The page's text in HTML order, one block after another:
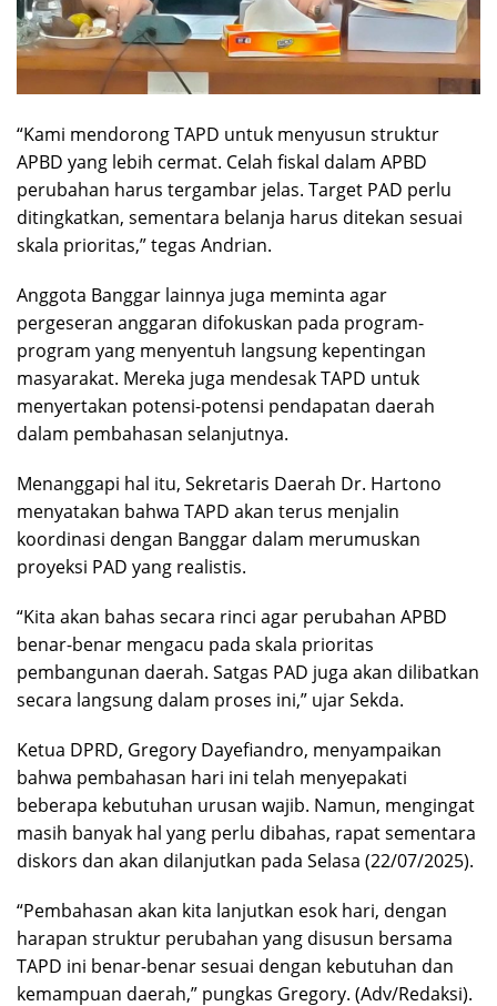
“Kami mendorong TAPD untuk menyusun struktur
APBD yang lebih cermat. Celah fiskal dalam APBD
perubahan harus tergambar jelas. Target PAD perlu
ditingkatkan, sementara belanja harus ditekan sesuai
skala prioritas,” tegas Andrian.
Anggota Banggar lainnya juga meminta agar
pergeseran anggaran difokuskan pada program-
program yang menyentuh langsung kepentingan
masyarakat. Mereka juga mendesak TAPD untuk
menyertakan potensi-potensi pendapatan daerah
dalam pembahasan selanjutnya.
Menanggapi hal itu, Sekretaris Daerah Dr. Hartono
menyatakan bahwa TAPD akan terus menjalin
koordinasi dengan Banggar dalam merumuskan
proyeksi PAD yang realistis.
“Kita akan bahas secara rinci agar perubahan APBD
benar-benar mengacu pada skala prioritas
pembangunan daerah. Satgas PAD juga akan dilibatkan
secara langsung dalam proses ini,” ujar Sekda.
Ketua DPRD, Gregory Dayefiandro, menyampaikan
bahwa pembahasan hari ini telah menyepakati
beberapa kebutuhan urusan wajib. Namun, mengingat
masih banyak hal yang perlu dibahas, rapat sementara
diskors dan akan dilanjutkan pada Selasa (22/07/2025).
“Pembahasan akan kita lanjutkan esok hari, dengan
harapan struktur perubahan yang disusun bersama
TAPD ini benar-benar sesuai dengan kebutuhan dan
kemampuan daerah,” pungkas Gregory. (Adv/Redaksi).